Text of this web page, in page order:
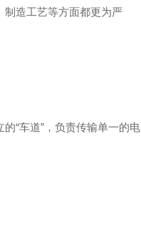
制造工艺等方面都更为严
“车道”，负责传输单一的电